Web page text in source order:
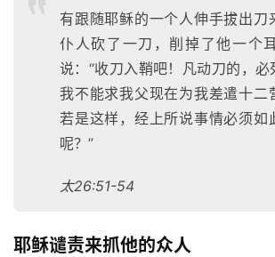
有跟随耶稣的一个人伸手拔出刀
仆人砍了一刀，削掉了他一个
说：“收刀入鞘吧！凡动刀的，
我不能求我父现在为我差遣十二
若是这样，经上所说事情必须如
呢？”
太26:51-54
耶稣谴责来抓他的众人